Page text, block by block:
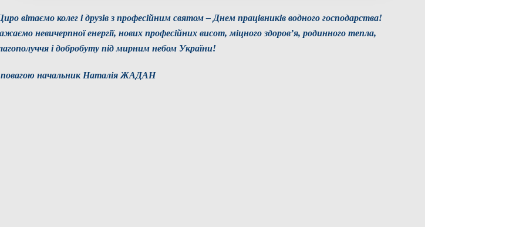
вітаємо колег і друзів з професійним святом – Днем працівників водного господарства!
невичерпної енергії, нових професійних висот, міцного здоров’я, родинного тепла,
і добробуту під мирним небом України!
начальник Наталія ЖАДАН